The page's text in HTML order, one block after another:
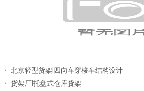
北京轻型货架|四向车穿梭车结构设计
货架厂|托盘式仓库货架